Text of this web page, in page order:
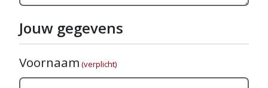
Jouw gegevens
Voornaam (verplicht)